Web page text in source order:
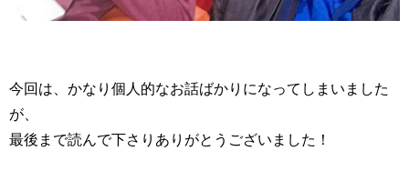
今回は、かなり個人的なお話ばかりになってしまいました
が、
最後まで読んで下さりありがとうございました！